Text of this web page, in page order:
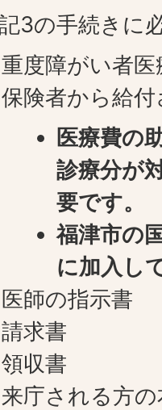
記3の手続きに
重度障がい者医
保険者から給
医療費の
診療分が
要です。
福津市の
に加入し
医師の指示書
請求書
領収書
来庁される方